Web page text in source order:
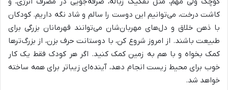
کاشت درخت، می‌توانیم این دوست را سالم و شاد نگه داریم. کودکان
با ذهن خلاق و دل‌های مهربان‌شان می‌توانند قهرمانان بزرگی برای
طبیعت باشند. از امروز شروع کن، با دوستانت حرف بزن، از بزرگ‌ترها
کمک بخواه و با هم به زمین کمک کنید. اگر هر کودک فقط یک کار
خوب برای محیط زیست انجام دهد، آینده‌ای زیباتر برای همه ساخته
خواهد شد.